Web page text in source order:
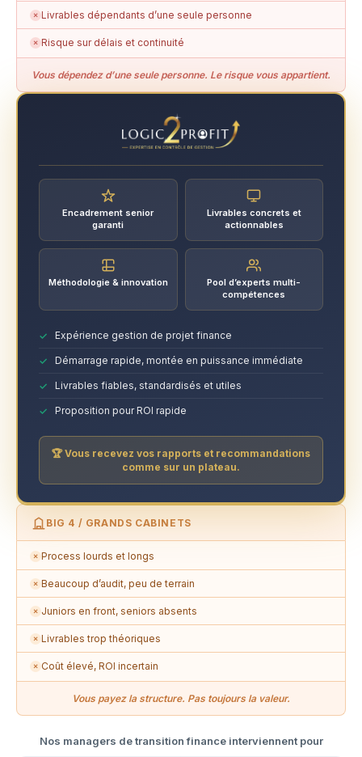
✗ Livrables dépendants d’une seule personne
✗ Risque sur délais et continuité
Vous dépendez d’une seule personne. Le risque vous appartient.
Encadrement senior
garanti
Livrables concrets et
actionnables
Méthodologie & innovation
Pool d’experts multi-
compétences
Expérience gestion de projet finance
Démarrage rapide, montée en puissance immédiate
Livrables fiables, standardisés et utiles
Proposition pour ROI rapide
🏆 Vous recevez vos rapports et recommandations
comme sur un plateau.
BIG 4 / GRANDS CABINETS
✗ Process lourds et longs
✗ Beaucoup d’audit, peu de terrain
✗ Juniors en front, seniors absents
✗ Livrables trop théoriques
✗ Coût élevé, ROI incertain
Vous payez la structure. Pas toujours la valeur.
Nos managers de transition finance interviennent pour